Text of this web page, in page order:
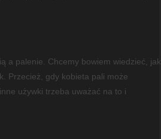
a palenie. Chcemy bowiem wiedzieć, jak
Przecież, gdy kobieta pali może
używki trzeba uważać na to i